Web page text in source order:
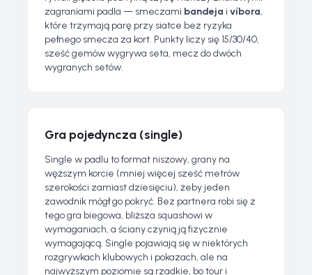
zagraniami padla — smeczami bandeja i víbora,
które trzymają parę przy siatce bez ryzyka
pełnego smecza za kort. Punkty liczy się 15/30/40,
sześć gemów wygrywa seta, mecz do dwóch
wygranych setów.
Gra pojedyncza (single)
Single w padlu to format niszowy, grany na
węższym korcie (mniej więcej sześć metrów
szerokości zamiast dziesięciu), żeby jeden
zawodnik mógł go pokryć. Bez partnera robi się z
tego gra biegowa, bliższa squashowi w
wymaganiach, a ściany czynią ją fizycznie
wymagającą. Single pojawiają się w niektórych
rozgrywkach klubowych i pokazach, ale na
najwyższym poziomie są rzadkie, bo tour i